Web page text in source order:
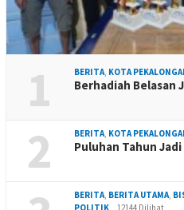
1 BERITA KOTA
Berhadiah Belasan
2 BERITA KOTA
Puluhan Tahun
BERITA BERITA UTAMA
POLITIK
12144 Dilihat